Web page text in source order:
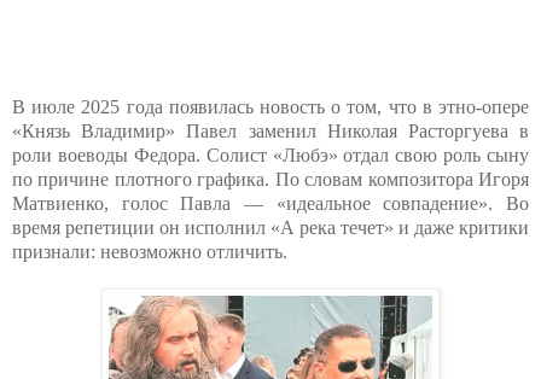
В июле 2025 года появилась новость о том, что в этно-опере
«Князь Владимир» Павел заменил Николая Расторгуева в
роли воеводы Федора. Солист «Любэ» отдал свою роль сыну
по причине плотного графика. По словам композитора Игоря
Матвиенко, голос Павла — «идеальное совпадение». Во
время репетиции он исполнил «А река течет» и даже критики
признали: невозможно отличить.